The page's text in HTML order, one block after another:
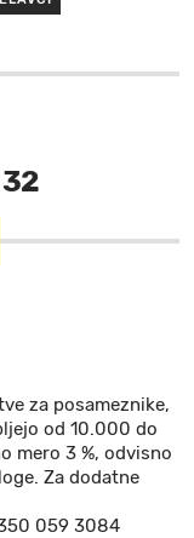
32
za posameznike,
od 10.000 do
mero 3 %, odvisno
Za dodatne
059 3084